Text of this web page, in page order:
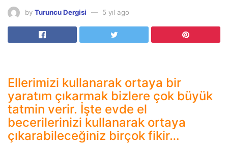
by Turuncu Dergisi 5 yıl ago
Ellerimizi kullanarak ortaya bir
yaratım çıkarmak bizlere çok büyük
tatmin verir. İşte evde el
becerilerinizi kullanarak ortaya
çıkarabileceğiniz birçok fikir…